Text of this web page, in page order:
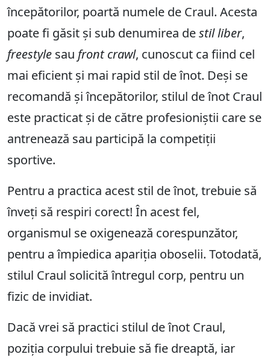
începătorilor, poartă numele de Craul. Acesta
poate fi găsit și sub denumirea destil liber,
freestyle sau front crawl, cunoscut ca fiind cel
mai eficient și mai rapid stil de înot. Deși se
recomandă și începătorilor, stilul de înot Craul
este practicat și de către profesioniștii care se
antrenează sau participă la competiții
sportive.
Pentru a practica acest stil de înot, trebuie să
înveți să respiri corect! În acest fel,
organismul se oxigenează corespunzător,
pentru a împiedica apariția oboselii. Totodată,
stilul Craul solicită întregul corp, pentru un
fizic de invidiat.
Dacă vrei să practici stilul de înot Craul,
poziția corpului trebuie să fie dreaptă, iar